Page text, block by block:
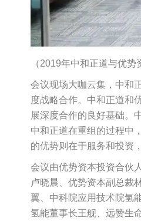
（2019年中和正道与优势
会议现场大咖云集，中和
度战略合作。中和正道和
展深度合作的良好基础。
中和正道在重组的过程中
的优势则在于服务和投资
会议由优势资本投资合伙
卢晓晨、优势资本副总裁
翼、中科院应用技术院氢
氢能董事长王舰、远赞生